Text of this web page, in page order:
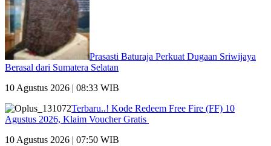
Prasasti Baturaja Perkuat Dugaan Sriwijaya
Berasal dari Sumatera Selatan
10 Agustus 2026 | 08:33 WIB
Terbaru..! Kode Redeem Free Fire (FF) 10
Agustus 2026, Klaim Voucher Gratis
10 Agustus 2026 | 07:50 WIB